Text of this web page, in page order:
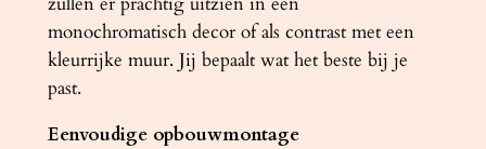
monochromatisch decor of als contrast met een
kleurrijke muur. Jij bepaalt wat het beste bij je
past.
Eenvoudige opbouwmontage